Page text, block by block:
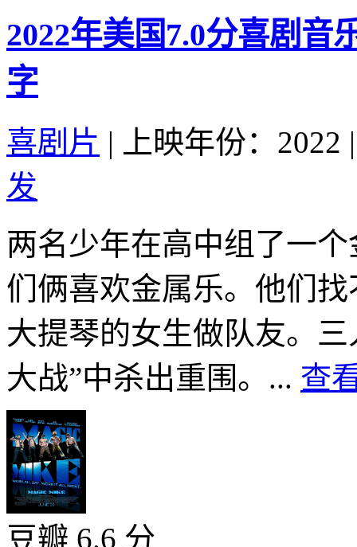
2022年美国7.0分喜剧音
字
喜剧片 | 上映年份：2022 |
发
两名少年在高中组了一
们俩喜欢金属乐。他们
大提琴的女生做队友。
大战”中杀出重围。... 查
豆瓣 6.6 分